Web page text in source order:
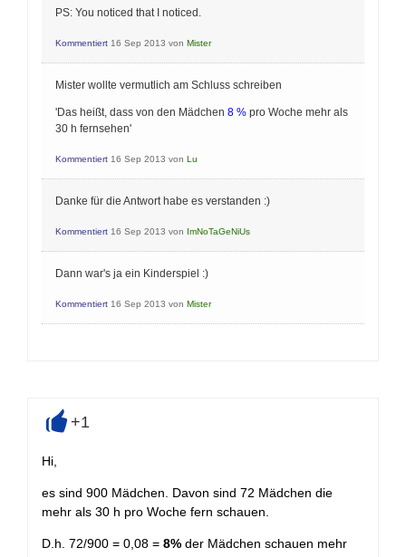
PS: You noticed that I noticed.
Kommentiert 16 Sep 2013 von Mister
Mister wollte vermutlich am Schluss schreiben
'Das heißt, dass von den Mädchen 8 % pro Woche mehr als
30 h fernsehen'
Kommentiert 16 Sep 2013 von Lu
Danke für die Antwort habe es verstanden :)
Kommentiert 16 Sep 2013 von ImNoTaGeNiUs
Dann war's ja ein Kinderspiel :)
Kommentiert 16 Sep 2013 von Mister
+1
Hi,
es sind 900 Mädchen. Davon sind 72 Mädchen die
mehr als 30 h pro Woche fern schauen.
D.h. 72/900 = 0,08 = 8% der Mädchen schauen mehr